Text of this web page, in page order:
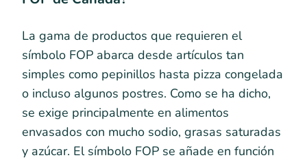
La gama de productos que requieren el
símbolo FOP abarca desde artículos tan
simples como pepinillos hasta pizza congelada
o incluso algunos postres. Como se ha dicho,
se exige principalmente en alimentos
envasados con mucho sodio, grasas saturadas
y azúcar. El símbolo FOP se añade en función